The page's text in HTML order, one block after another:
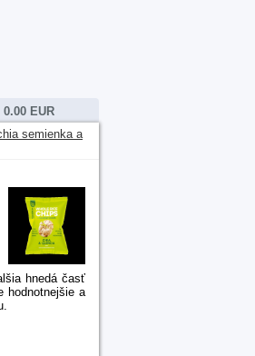
0.00 EUR
semienka a
hnedá časť
hodnotnejšie a